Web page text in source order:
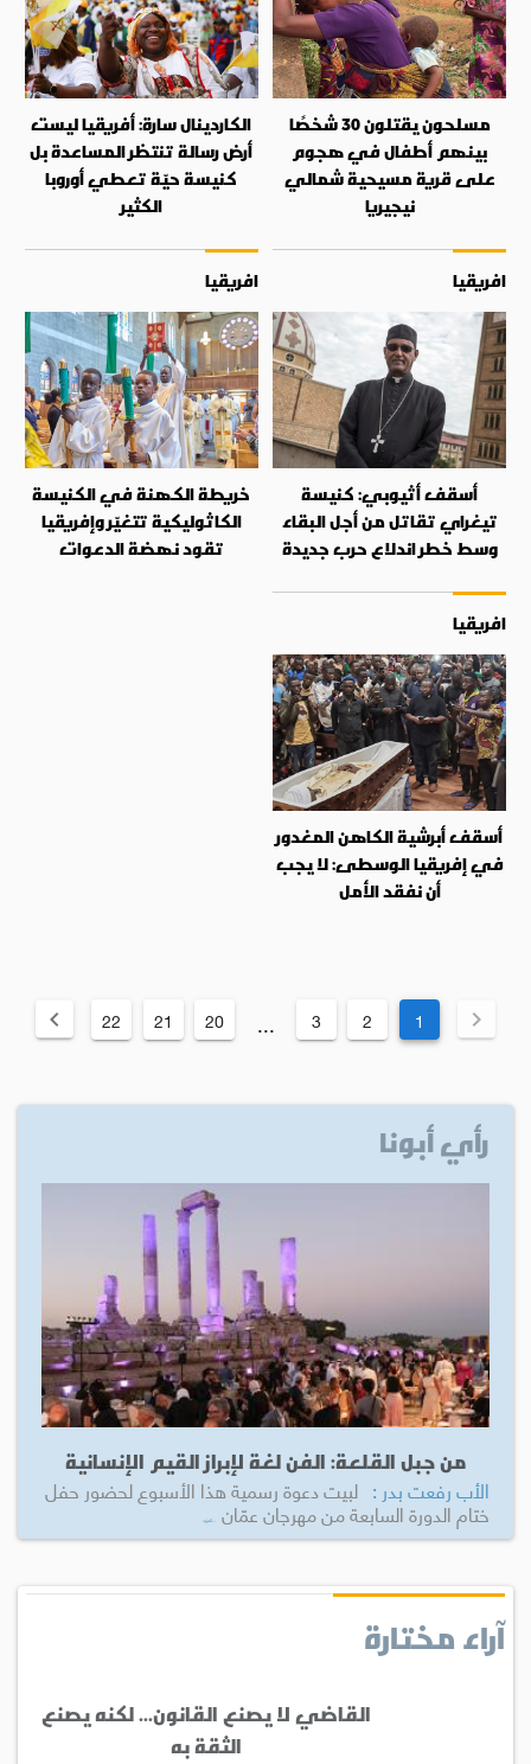
مسلحون يقتلون 30 شخصًا
بينهم أطفال في هجوم
على قرية مسيحية شمالي
نيجيريا
الكاردينال سارة: أفريقيا ليست
أرض رسالة تنتظر المساعدة بل
كنيسة حيّة تعطي أوروبا
الكثير
افريقيا
أسقف أثيوبي: كنيسة
تيغراي تقاتل من أجل البقاء
وسط خطر اندلاع حرب جديدة
افريقيا
خريطة الكهنة في الكنيسة
الكاثوليكية تتغيّر وإفريقيا
تقود نهضة الدعوات
افريقيا
أسقف أبرشية الكاهن المغدور
في إفريقيا الوسطى: لا يجب
أن نفقد الأمل
1
2
3
...
20
21
22
رأي أبونا
من جبل القلعة: الفن لغة لإبراز القيم الإنسانية
الأب رفعت بدر : لبيت دعوة رسمية هذا الأسبوع لحضور حفل
ختام الدورة السابعة من مهرجان عمّان ...المزيد
آراء مختارة
القاضي لا يصنع القانون... لكنه يصنع
الثقة به